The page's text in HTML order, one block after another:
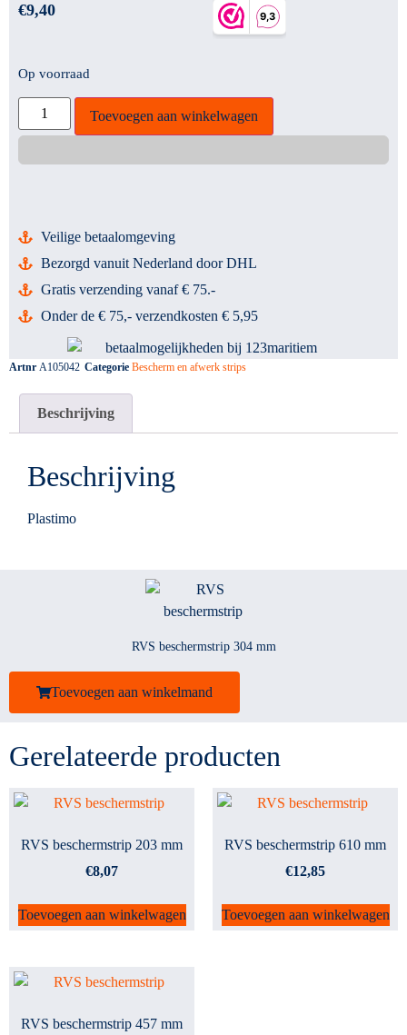
€9,40
Op voorraad
Toevoegen aan winkelwagen
Veilige betaalomgeving
Bezorgd vanuit Nederland door DHL
Gratis verzending vanaf € 75.-
Onder de € 75,- verzendkosten € 5,95
Artnr A105042 Categorie Bescherm en afwerk strips
Beschrijving
Beschrijving
Plastimo
RVS beschermstrip 304 mm
Toevoegen aan winkelmand
Gerelateerde producten
RVS beschermstrip 203 mm
€8,07
Toevoegen aan winkelwagen
RVS beschermstrip 610 mm
€12,85
Toevoegen aan winkelwagen
RVS beschermstrip 457 mm